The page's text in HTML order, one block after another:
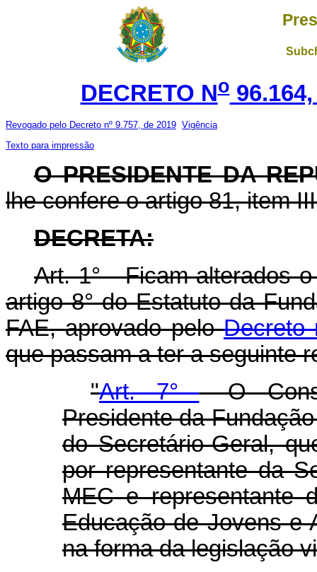
DECRETO No96.164,
Revogado pelo Decreto nº 9.757, de 2019 Vigência
Texto para impressão
O PRESIDENTE DA
lhe confere o artigo 81, item
DECRETA:
Art. 1° - Ficam alterados
artigo 8° do Estatuto da
FAE, aprovado peloDecreto
que passam a ter a seguinte
"Art. 7°- O
Presidente da
do Secretário-Geral,
por representante da
MEC e representante
Educação de Jovens e
na forma da legislação